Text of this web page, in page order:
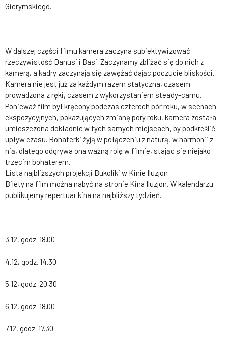
Gierymskiego.
W dalszej części filmu kamera zaczyna subiektywizować
rzeczywistość Danusi i Basi. Zaczynamy zbliżać się do nich z
kamerą, a kadry zaczynają się zawężać dając poczucie bliskości.
Kamera nie jest już za każdym razem statyczna, czasem
prowadzona z ręki, czasem z wykorzystaniem steady-camu.
Ponieważ film był kręcony podczas czterech pór roku, w scenach
ekspozycyjnych, pokazujących zmianę pory roku, kamera została
umieszczona dokładnie w tych samych miejscach, by podkreślić
upływ czasu. Bohaterki żyją w połączeniu z naturą, w harmonii z
nią, dlatego odgrywa ona ważną rolę w filmie, stając się niejako
trzecim bohaterem.
Lista najbliższych projekcji Bukoliki w Kinie Iluzjon
Bilety na film można nabyć na stronie Kina Iluzjon. W kalendarzu
publikujemy repertuar kina na najbliższy tydzień.
3.12, godz. 18.00
4.12, godz. 14.30
5.12, godz. 20.30
6.12, godz. 18.00
7.12, godz. 17.30